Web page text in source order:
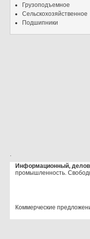
Грузоподъемное
Сельскохозяйственное
Подшипники
.
Информационный,
промышленность.
Коммерческие